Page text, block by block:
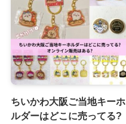
ちいかわ大阪ご当地キーホ
ルダーはどこに売ってる?